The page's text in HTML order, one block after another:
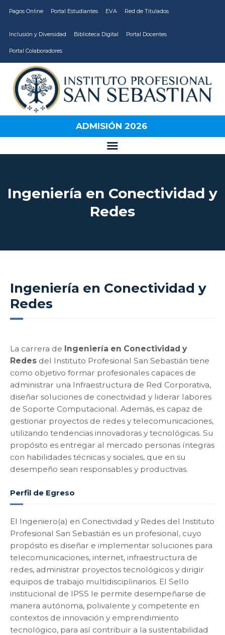
Pagos Online Portal Estudiantes EVA Red de Titulados
Inclusión y Diversidad Biblioteca Digital Portal Docentes
Portal Colaboradores
ADMISIÓN 2026
Ingeniería en Conectividad y
Redes
CARRERAS
VIDA ESTUDIANTIL
INSTITUCIÓN
CALIDAD
Ingeniería en Conectividad y
Redes
La carrera de Ingeniería en Conectividad y
Redes del Instituto Profesional San Sebastián tiene
como objetivo formar profesionales capaces de
administrar una Infraestructura de Red Corporativa,
diseñar soluciones de conectividad y liderar labores
de Soporte Computacional. Además, es capaz de
gestionar proyectos de redes y telecomunicaciones,
utilizando tendencias innovadoras y tecnológicas. Su
propósito es entregar al mercado personas íntegras
con habilidades técnicas y sociales, que en su
desempeño sean responsables y productivas.
Perfil de Egreso
El Ingeniero(a) en Conectividad y Redes del Instituto
Profesional San Sebastián es un profesional, cuyo
propósito es diseñar e implementar soluciones para
telecomunicaciones, internet, infraestructura de
redes, administrar proyectos tecnológicos y dirigir
equipos de trabajo multidisciplinarios. El Sello
institucional de IPSS le permite desempeñarse de
manera autónoma, polivalente y competente en
contextos de innovación y emprendimiento
tecnológico, para así contribuir a la sustentabilidad